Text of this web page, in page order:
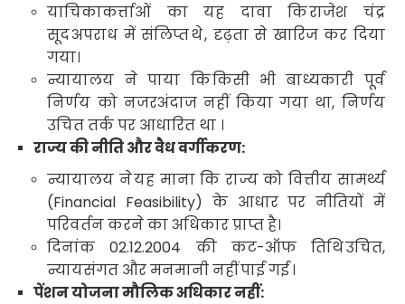
याचिकाकर्त्ताओं का यह दावा किराजेश चंद्र
सूदअपराध में संलिप्तथे, दृढ़ता से खारिज कर दिया
गया।
न्यायालय ने पाया किकिसी भी बाध्यकारी पूर्व
निर्णय को नजरअंदाज नहीं किया गया था, निर्णय
उचित तर्क पर आधारित था ।
राज्य की नीति और वैध वर्गीकरण:
न्यायालय नेयह माना कि राज्य को वित्तीय सामर्थ्य
(Financial Feasibility) के आधार पर नीतियों में
परिवर्तन करने का अधिकार प्राप्त है।
दिनांक02.12.2004 की कट-ऑफ तिथिउचित,
न्यायसंगत और मनमानी नहींपाई गई।
पेंशन योजना मौलिक अधिकार नहीं: